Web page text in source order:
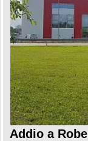
Addio a